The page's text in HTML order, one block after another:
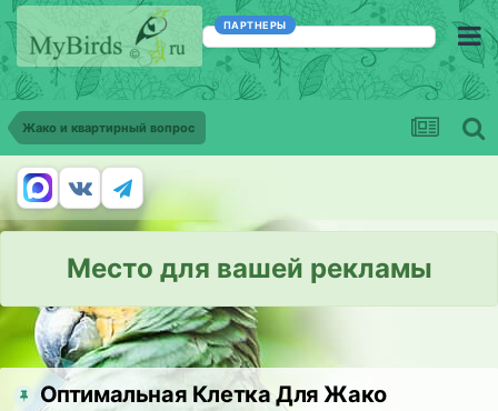
ПАРТНЕРЫ
Жако и квартирный вопрос
Место для вашей рекламы
Оптимальная Клетка Для Жако